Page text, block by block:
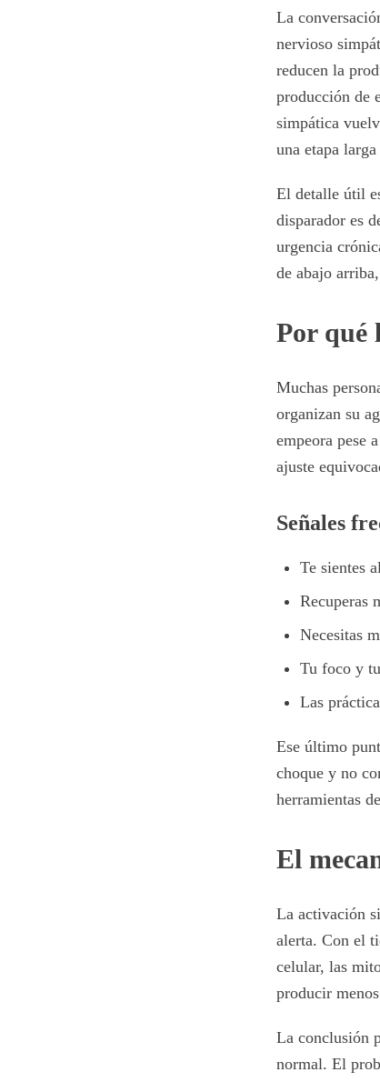
La
nervioso
reducen la
producción de
simpática
una etapa
El detalle útil
disparador es
urgencia
de abajo
Por qué
Muchas
organizan su
empeora pese
ajuste
Señales
Te sientes
Recuperas
Necesitas
Tu foco y
Las
Ese último
choque y no
herramientas
El
La activación
alerta. Con el
celular, las
producir
La conclusión
normal. El